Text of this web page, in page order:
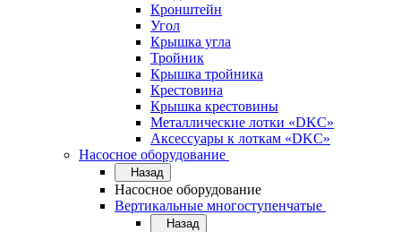
Кронштейн
Угол
Крышка угла
Тройник
Крышка тройника
Крестовина
Крышка крестовины
Металлические лотки «DKC»
Аксессуары к лоткам «DKC»
Насосное оборудование
Назад
Насосное оборудование
Вертикальные многоступенчатые
Назад